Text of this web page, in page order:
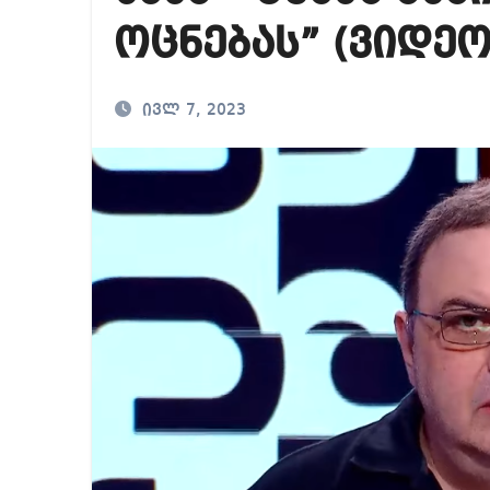
ოცნებას”
ივლ 7, 2023